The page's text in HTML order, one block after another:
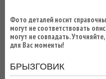
Фото деталей носит
могут не соответствовать
могут не совпадать.
для Вас моменты!
БРЫЗГОВИК